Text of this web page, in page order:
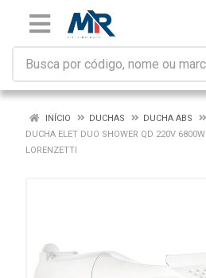
INÍCIO DUCHAS
DUCHA ABS
DUCHA ELET DUO SHOWER QD 220V 6800W
LORENZETTI